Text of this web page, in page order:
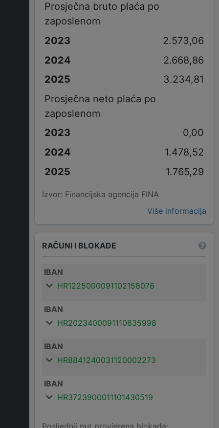
Prosječna bruto plaća po
zaposlenom
2.573,06
2.668,86
3.234,81
Prosječna neto plaća po
zaposlenom
0,00
1.478,52
1.765,29
Izvor: Financijska agencija FINA
Više informacija
RAČUNI I BLOKADE
IBAN
HR1225000091102158076
IBAN
HR2023400091110635998
IBAN
HR8841240031120002273
IBAN
HR3723900011101430519